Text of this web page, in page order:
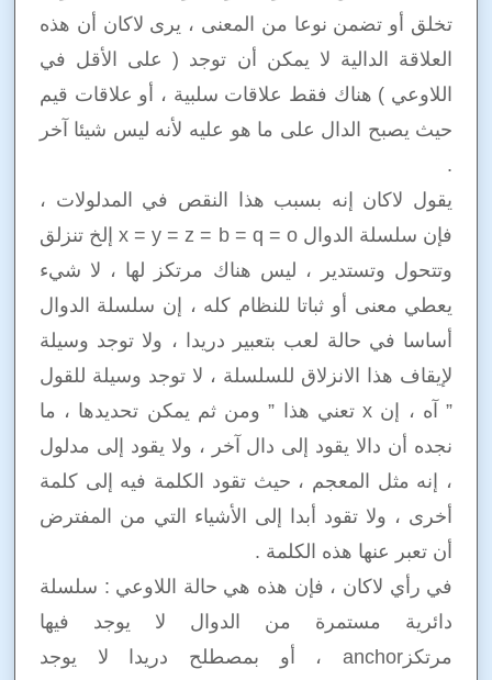
تخلق أو تضمن نوعا من المعنى ، يرى لاكان أن هذه
العلاقة الدالية لا يمكن أن توجد ( على الأقل في
اللاوعي ) هناك فقط علاقات سلبية ، أو علاقات قيم
حيث يصبح الدال على ما هو عليه لأنه ليس شيئا آخر
.
يقول لاكان إنه بسبب هذا النقص في المدلولات ،
فإن سلسلة الدوال x = y = z = b = q = o إلخ تنزلق
وتتحول وتستدير ، ليس هناك مرتكز لها ، لا شيء
يعطي معنى أو ثباتا للنظام كله ، إن سلسلة الدوال
أساسا في حالة لعب بتعبير دريدا ، ولا توجد وسيلة
لإيقاف هذا الانزلاق للسلسلة ، لا توجد وسيلة للقول
” آه ، إن x تعني هذا ” ومن ثم يمكن تحديدها ، ما
نجده أن دالا يقود إلى دال آخر ، ولا يقود إلى مدلول
، إنه مثل المعجم ، حيث تقود الكلمة فيه إلى كلمة
أخرى ، ولا تقود أبدا إلى الأشياء التي من المفترض
أن تعبر عنها هذه الكلمة .
في رأي لاكان ، فإن هذه هي حالة اللاوعي : سلسلة
دائرية مستمرة من الدوال لا يوجد فيها
مرتكزanchor ، أو بمصطلح دريدا لا يوجد